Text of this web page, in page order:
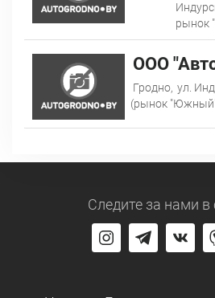
рынок
ООО
Гродно, ул.
(рынок
Следите за нами в